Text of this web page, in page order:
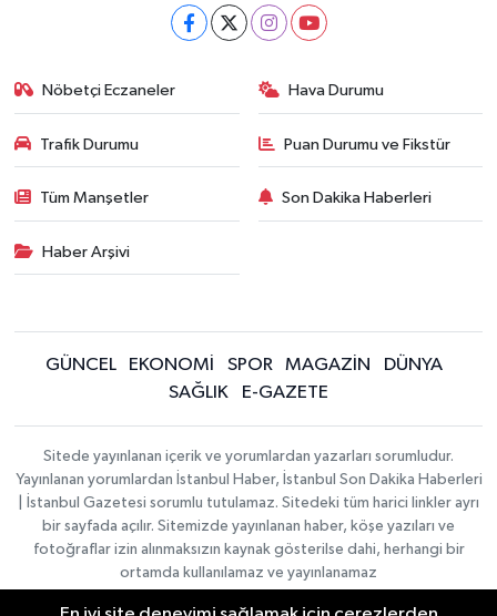
Nöbetçi Eczaneler Hava Durumu
Trafik Durumu Puan Durumu ve Fikstür
Tüm Manşetler Son Dakika Haberleri
Haber Arşivi
GÜNCEL EKONOMİ SPOR MAGAZİN
DÜNYA
SAĞLIK
E-GAZETE
Sitede yayınlanan içerik ve yorumlardan yazarları sorumludur.
Yayınlanan yorumlardan İstanbul Haber, İstanbul Son Dakika Haberleri
| İstanbul Gazetesi sorumlu tutulamaz. Sitedeki tüm harici linkler ayrı
bir sayfada açılır. Sitemizde yayınlanan haber, köşe yazıları ve
fotoğraflar izin alınmaksızın kaynak gösterilse dahi, herhangi bir
ortamda kullanılamaz ve yayınlanamaz